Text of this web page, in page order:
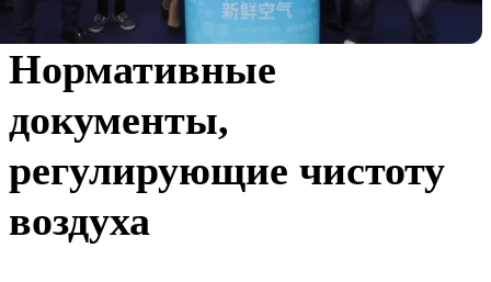
Нормативные
документы,
регулирующие чистоту
воздуха